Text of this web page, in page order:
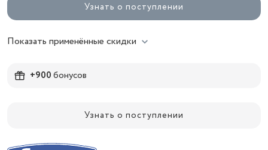
Узнать о поступлении
Показать применённые скидки
+900бонусов
Узнать о поступлении